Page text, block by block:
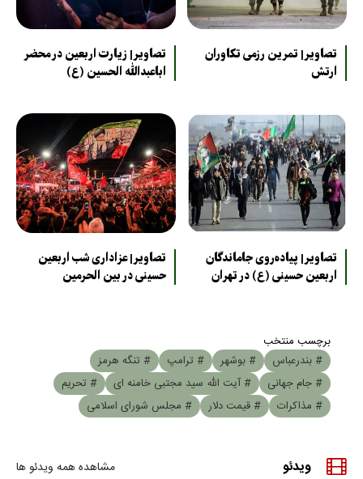
تصاویر| تمرین رزمی تکاوران
ارتش
تصاویر| زیارت اربعین در محضر
اباعبدالله الحسین (ع)
تصاویر| پیاده‌روی جاماندگان
اربعین حسینی (ع) در تهران
تصاویر| عزاداری شب اربعین
حسینی در بین الحرمین
برچسب منتخب
# بندرعباس
# بوشهر # ترامپ
# تنگه هرمز
# جام جهانی
# آیت الله سید مجتبی خامنه ای
# تحریم
# مذاکرات
# قیمت دلار # مجلس شورای اسلامی
ویدئو مشاهده همه ویدئو ها